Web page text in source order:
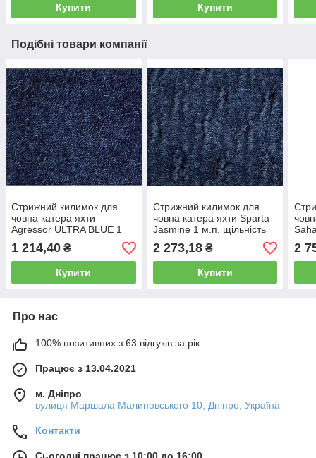
Купити Купити
Подібні товари компанії
Стрижний килимок для
човна катера яхти
Agressor ULTRA BLUE 1
м.п. щільність 16 oz
1 214,40 ₴
Купити
Стрижний килимок для
човна катера яхти Sparta
Jasmine 1 м.п. щільність
28 oz
2 273,18₴
Купити
oz
2
Про нас
100% позитивних з 63 відгуків за рік
Працює з 13.04.2021
м. Дніпро
вулиця Маршала Малиновського 10, Дніпро, Україна
Контакти